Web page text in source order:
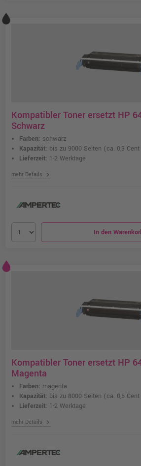
Kompatibler Toner ersetzt HP
Schwarz
Farben: schwarz
Kapazität: bis zu 9000 Seiten (ca. 0,3
Lieferzeit: 1-2 Werktage
mehr Details chevron_right
In den
Kompatibler Toner ersetzt HP
Magenta
Farben: magenta
Kapazität: bis zu 8000 Seiten (ca. 0,5
Lieferzeit: 1-2 Werktage
mehr Details chevron_right